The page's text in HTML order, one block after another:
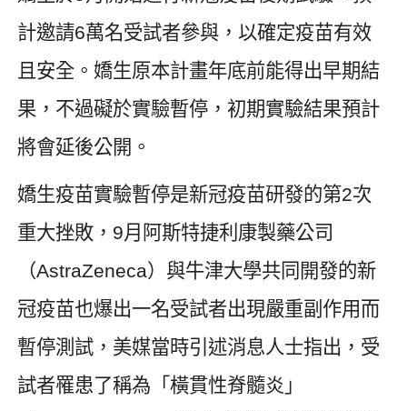
計邀請6萬名受試者參與，以確定疫苗有效
且安全。嬌生原本計畫年底前能得出早期結
果，不過礙於實驗暫停，初期實驗結果預計
將會延後公開。
嬌生疫苗實驗暫停是新冠疫苗研發的第2次
重大挫敗， 9月阿斯特捷利康製藥公司
（AstraZeneca）與牛津大學共同開發的新
冠疫苗也爆出一名受試者出現嚴重副作用而
暫停測試，美媒當時引述消息人士指出，受
試者罹患了稱為「橫貫性脊髓炎」